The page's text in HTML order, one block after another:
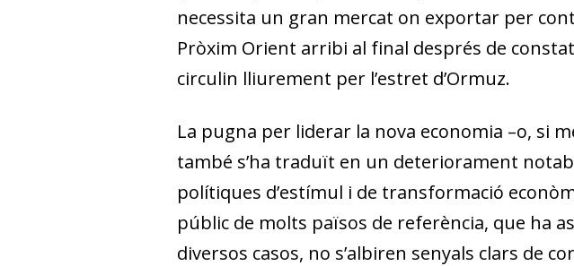
necessita un gran mercat on exportar per
Pròxim Orient arribi al final després de
circulin lliurement per l’estret d’Ormuz.
La pugna per liderar la nova economia –o, si
també s’ha traduït en un deteriorament
polítiques d’estímul i de transformació
públic de molts països de referència, que ha
diversos casos, no s’albiren senyals clars de